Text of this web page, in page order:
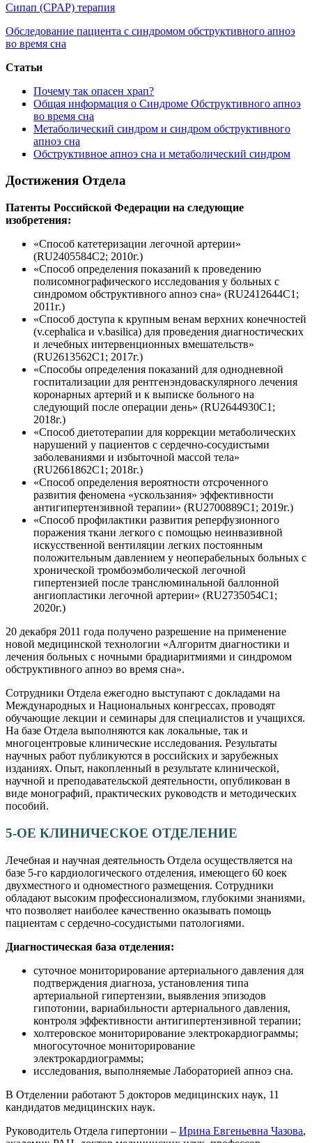
Сипап (CPAP) терапия
Обследование пациента с синдромом обструктивного апноэ
во время сна
Статьи
Почему так опасен храп?
Общая информация о Синдроме Обструктивного апноэ
во время сна
Метаболический синдром и синдром обструктивного
апноэ сна
Обструктивное апноэ сна и метаболический синдром
Достижения Отдела
Патенты Российской Федерации на следующие
изобретения:
«Способ катетеризации легочной артерии»
(RU2405584C2; 2010г.)
«Способ определения показаний к проведению
полисомнографического исследования у больных с
синдромом обструктивного апноэ сна» (RU2412644С1;
2011г.)
«Способ доступа к крупным венам верхних конечностей
(v.cephalica и v.basilica) для проведения диагностических
и лечебных интервенционных вмешательств»
(RU2613562С1; 2017г.)
«Способы определения показаний для однодневной
госпитализации для рентгенэндоваскулярного лечения
коронарных артерий и к выписке больного на
следующий после операции день» (RU2644930С1;
2018г.)
«Способ диетотерапии для коррекции метаболических
нарушений у пациентов с сердечно-сосудистыми
заболеваниями и избыточной массой тела»
(RU2661862С1; 2018г.)
«Способ определения вероятности отсроченного
развития феномена «ускользания» эффективности
антигипертензивной терапии» (RU2700889С1; 2019г.)
«Способ профилактики развития реперфузионного
поражения ткани легкого с помощью неинвазивной
искусственной вентиляции легких постоянным
положительным давлением у неоперабельных больных с
хронической тромбоэмболической легочной
гипертензией после транслюминальной баллонной
ангиопластики легочной артерии» (RU2735054С1;
2020г.)
20 декабря 2011 года получено разрешение на применение
новой медицинской технологии «Алгоритм диагностики и
лечения больных с ночными брадиаритмиями и синдромом
обструктивного апноэ во время сна».
Сотрудники Отдела ежегодно выступают с докладами на
Международных и Национальных конгрессах, проводят
обучающие лекции и семинары для специалистов и учащихся.
На базе Отдела выполняются как локальные, так и
многоцентровые клинические исследования. Результаты
научных работ публикуются в российских и зарубежных
изданиях. Опыт, накопленный в результате клинической,
научной и преподавательской деятельности, опубликован в
виде монографий, практических руководств и методических
пособий.
5-ОЕ КЛИНИЧЕСКОЕ ОТДЕЛЕНИЕ
Лечебная и научная деятельность Отдела осуществляется на
базе 5-го кардиологического отделения, имеющего 60 коек
двухместного и одноместного размещения. Сотрудники
обладают высоким профессионализмом, глубокими знаниями,
что позволяет наиболее качественно оказывать помощь
пациентам с сердечно-сосудистыми патологиями.
Диагностическая база отделения:
суточное мониторирование артериального давления для
подтверждения диагноза, установления типа
артериальной гипертензии, выявления эпизодов
гипотонии, вариабильности артериального давления,
контроля эффективности антигипертензивной терапии;
холтеровское мониторирование электрокардиограммы;
многосуточное мониторирование
электрокардиограммы;
исследования, выполняемые Лабораторией апноэ сна.
В Отделении работают 5 докторов медицинских наук, 11
кандидатов медицинских наук.
Руководитель Отдела гипертонии – Ирина Евгеньевна Чазова,